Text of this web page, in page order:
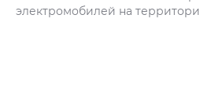
электромобилей на